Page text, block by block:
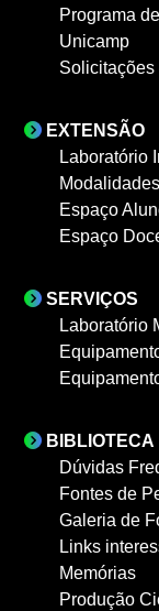
Programa
Unicamp
EXTENSÃO
Laboratório
Espaço
Espaço
SERVIÇOS
Laboratório
BIBLIOTECA
Dúvidas
Fontes de
Galeria de
Links
Memórias
Produção